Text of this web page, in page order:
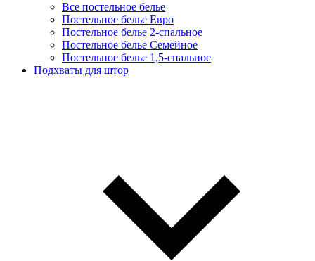
Все постельное белье
Постельное белье Евро
Постельное белье 2-спальное
Постельное белье Семейное
Постельное белье 1,5-спальное
Подхваты для штор